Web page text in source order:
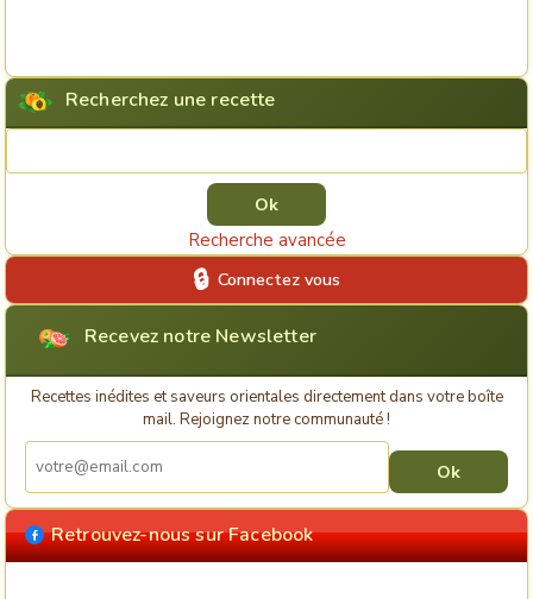
Recherchez une recette
Recherche avancée
Connectez vous
Recevez notre Newsletter
Recettes inédites et saveurs orientales directement dans votre boîte
mail. Rejoignez notre communauté !
Retrouvez-nous sur Facebook